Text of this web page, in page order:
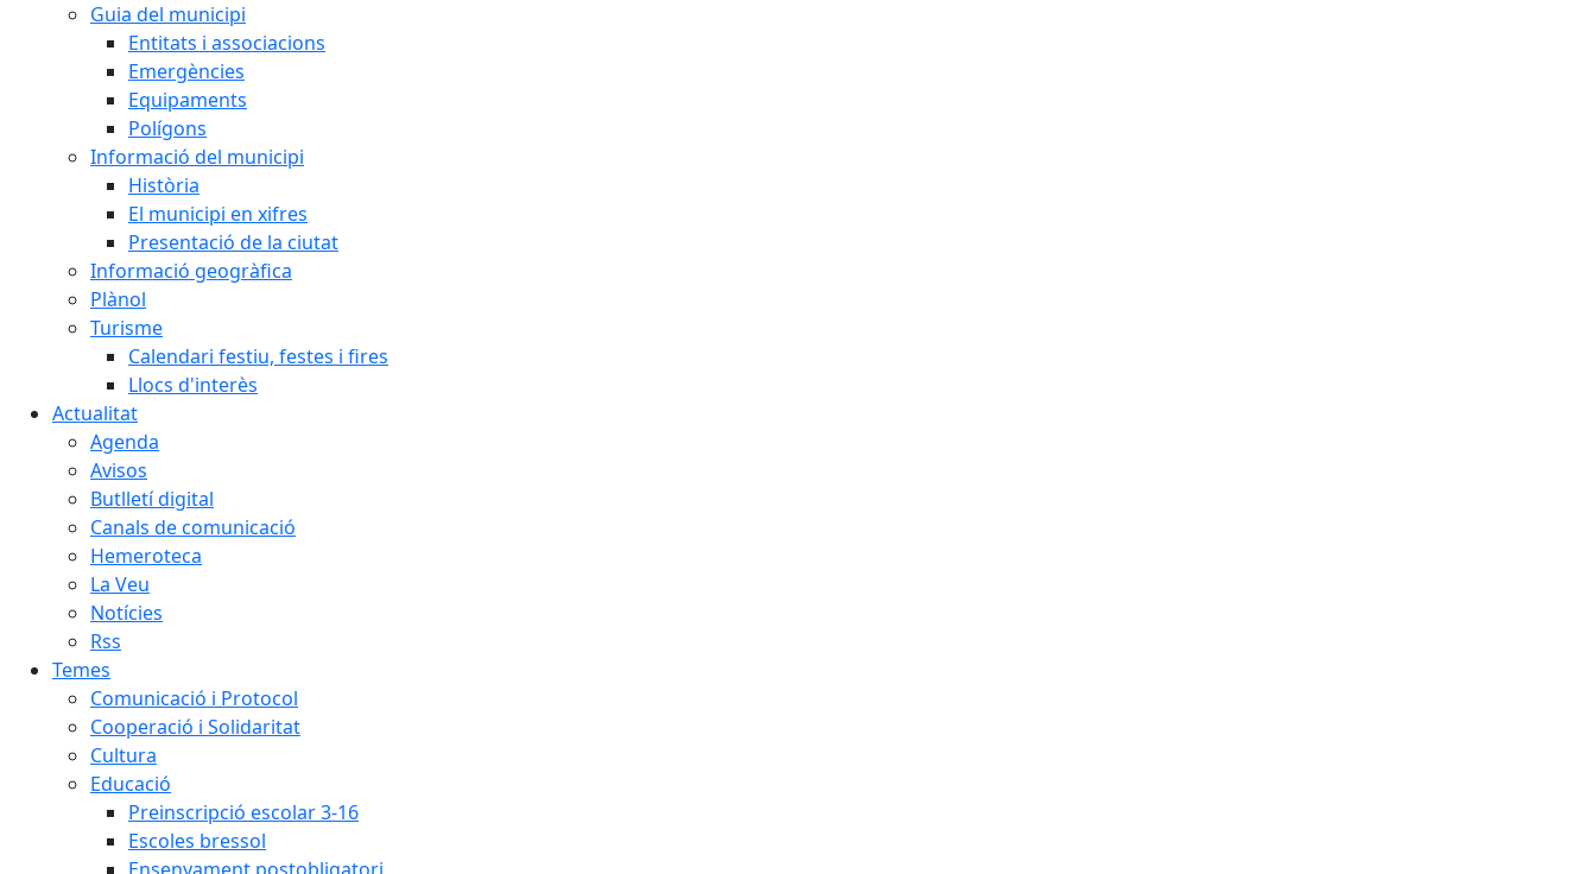
Guia del municipi
Entitats i associacions
Emergències
Equipaments
Polígons
Informació del municipi
Història
El municipi en xifres
Presentació de la ciutat
Informació geogràfica
Plànol
Turisme
Calendari festiu, festes i fires
Llocs d'interès
Actualitat
Agenda
Avisos
Butlletí digital
Canals de comunicació
Hemeroteca
La Veu
Notícies
Rss
Temes
Comunicació i Protocol
Cooperació i Solidaritat
Cultura
Educació
Preinscripció escolar 3-16
Escoles bressol